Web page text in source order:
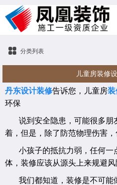
分类列表
儿童房装修
丹东设计装修告诉您，儿童房装
环保
说到安全隐患，可能很多
着，但是，除了防范物理伤害，
小孩子的抵抗力弱，任何
体，装修应该从源头上来规避风
我们都知道，装修是不可能